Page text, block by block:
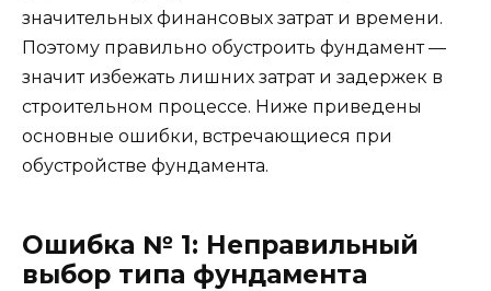
значительных финансовых затрат и времени.
Поэтому правильно обустроить фундамент —
значит избежать лишних затрат и задержек в
строительном процессе. Ниже приведены
основные ошибки, встречающиеся при
обустройстве фундамента.
Ошибка № 1: Неправильный
выбор типа фундамента